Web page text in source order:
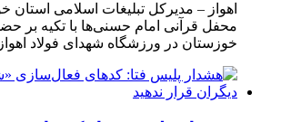
اهواز – مدیرکل تبلیغات اسلامی
محفل قرآنی امام حسنی‌ها با تکیه بر
خوزستان در ورزشگاه شهدای فولاد